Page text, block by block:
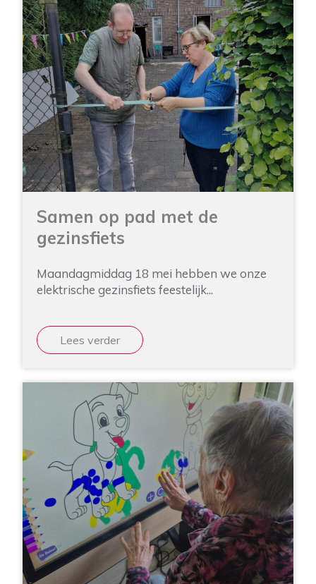
Samen op pad met de
gezinsfiets
Maandagmiddag 18 mei hebben we onze
elektrische gezinsfiets feestelijk...
Lees verder